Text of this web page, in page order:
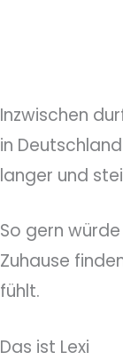
Inzwischen
in
langer und
So gern
Zuhause
fühlt.
Das ist Lexi